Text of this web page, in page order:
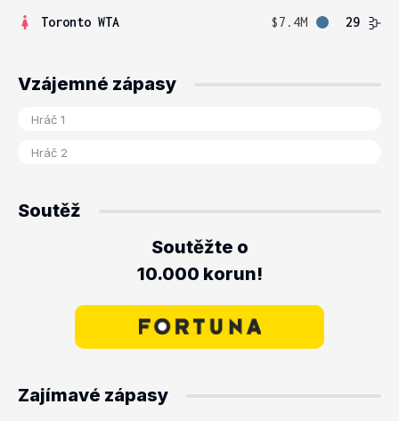
Toronto WTA
$7.4M 29
Vzájemné zápasy
Soutěž
Soutěžte o
10.000 korun!
Zajímavé zápasy